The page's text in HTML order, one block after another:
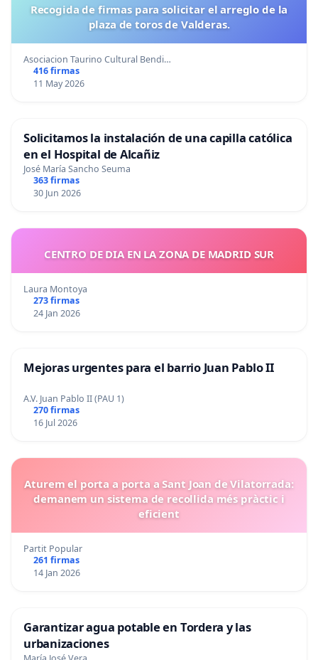
Recogida de firmas para solicitar el arreglo de la
plaza de toros de Valderas.
Asociacion Taurino Cultural Bendi…
416 firmas
11 May 2026
Solicitamos la instalación de una capilla católica
en el Hospital de Alcañiz
José María Sancho Seuma
363 firmas
30 Jun 2026
CENTRO DE DIA EN LA ZONA DE MADRID SUR
Laura Montoya
273 firmas
24 Jan 2026
Mejoras urgentes para el barrio Juan Pablo II
A.V. Juan Pablo II (PAU 1)
270 firmas
16 Jul 2026
Aturem el porta a porta a Sant Joan de Vilatorrada:
demanem un sistema de recollida més pràctic i
eficient
Partit Popular
261 firmas
14 Jan 2026
Garantizar agua potable en Tordera y las
urbanizaciones